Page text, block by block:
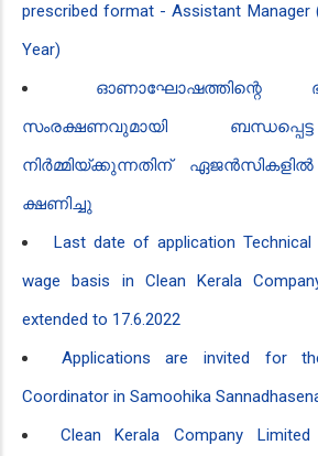
prescribed format - Assistant Manager
Year)
ഓണാഘോഷത്തിന്റെ
സംരക്ഷണവുമായി
നിർമ്മിയ്ക്കുന്നതിന്
ക്ഷണിച്ചു
Last date of application
wage basis in Clean Kerala
extended to 17.6.2022
Applications are invited for
Coordinator in Samoohika
Clean Kerala Company